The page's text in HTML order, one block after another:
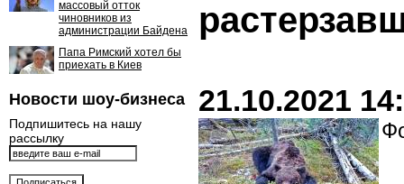
массовый отток
чиновников из
администрации Байдена
Папа Римский хотел бы
приехать в Киев
Новости шоу-бизнеса
Подпишитесь на нашу
рассылку
21.10.2021